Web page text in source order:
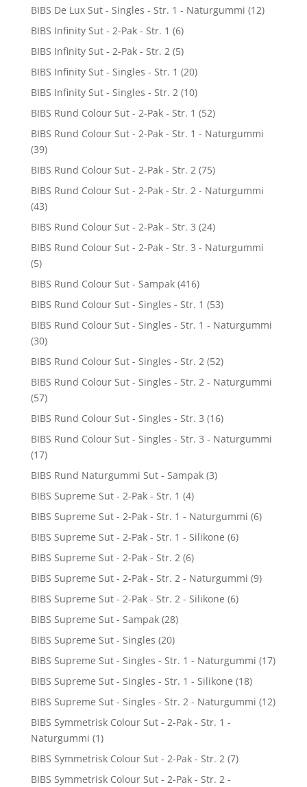
BIBS De Lux Sut - Singles - Str. 1 - Naturgummi (12)
BIBS Infinity Sut - 2-Pak - Str. 1 (6)
BIBS Infinity Sut - 2-Pak - Str. 2 (5)
BIBS Infinity Sut - Singles - Str. 1 (20)
BIBS Infinity Sut - Singles - Str. 2 (10)
BIBS Rund Colour Sut - 2-Pak - Str. 1 (52)
BIBS Rund Colour Sut - 2-Pak - Str. 1 - Naturgummi
(39)
BIBS Rund Colour Sut - 2-Pak - Str. 2 (75)
BIBS Rund Colour Sut - 2-Pak - Str. 2 - Naturgummi
(43)
BIBS Rund Colour Sut - 2-Pak - Str. 3 (24)
BIBS Rund Colour Sut - 2-Pak - Str. 3 - Naturgummi
(5)
BIBS Rund Colour Sut - Sampak (416)
BIBS Rund Colour Sut - Singles - Str. 1 (53)
BIBS Rund Colour Sut - Singles - Str. 1 - Naturgummi
(30)
BIBS Rund Colour Sut - Singles - Str. 2 (52)
BIBS Rund Colour Sut - Singles - Str. 2 - Naturgummi
(57)
BIBS Rund Colour Sut - Singles - Str. 3 (16)
BIBS Rund Colour Sut - Singles - Str. 3 - Naturgummi
(17)
BIBS Rund Naturgummi Sut - Sampak (3)
BIBS Supreme Sut - 2-Pak - Str. 1 (4)
BIBS Supreme Sut - 2-Pak - Str. 1 - Naturgummi (6)
BIBS Supreme Sut - 2-Pak - Str. 1 - Silikone (6)
BIBS Supreme Sut - 2-Pak - Str. 2 (6)
BIBS Supreme Sut - 2-Pak - Str. 2 - Naturgummi (9)
BIBS Supreme Sut - 2-Pak - Str. 2 - Silikone (6)
BIBS Supreme Sut - Sampak (28)
BIBS Supreme Sut - Singles (20)
BIBS Supreme Sut - Singles - Str. 1 - Naturgummi (17)
BIBS Supreme Sut - Singles - Str. 1 - Silikone (18)
BIBS Supreme Sut - Singles - Str. 2 - Naturgummi (12)
BIBS Symmetrisk Colour Sut - 2-Pak - Str. 1 -
Naturgummi (1)
BIBS Symmetrisk Colour Sut - 2-Pak - Str. 2 (7)
BIBS Symmetrisk Colour Sut - 2-Pak - Str. 2 -